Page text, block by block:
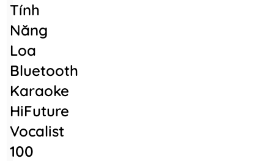
Tính
Năng
Loa
Bluetooth
Karaoke
HiFuture
Vocalist
100